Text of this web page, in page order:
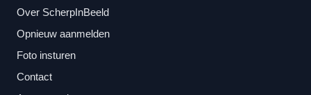
Over ScherpInBeeld
Opnieuw aanmelden
Foto insturen
Contact